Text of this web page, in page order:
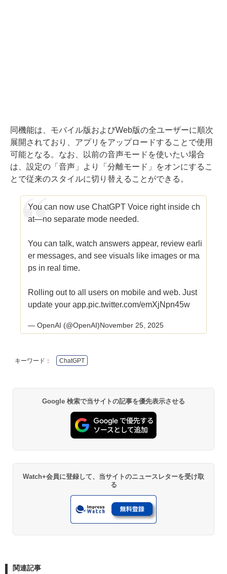
同機能は、モバイル版およびWeb版の全ユーザーに順次
展開されており、アプリをアップロードすることで使用
可能となる。なお、以前の音声モードを使いたい場合
は、設定の「音声」より「分離モード」をオンにするこ
とで従来のスタイルに切り替えることができる。
You can now use ChatGPT Voice right inside ch
at—no separate mode needed.
You can talk, watch answers appear, review earli
er messages, and see visuals like images or ma
ps in real time.
Rolling out to all users on mobile and web. Just
update your app.pic.twitter.com/emXjNpn45w
— OpenAI (@OpenAI)November 25, 2025
キーワード： ChatGPT
Google 検索で当サイトの記事を優先表示させる
Watch+会員に登録して、当サイトのニュースレターを受け取
る
関連記事